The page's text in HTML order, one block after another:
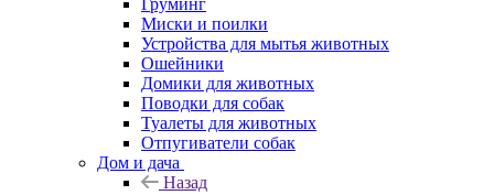
Груминг
Миски и поилки
Устройства для мытья животных
Ошейники
Домики для животных
Поводки для собак
Туалеты для животных
Отпугиватели собак
Дом и дача
Назад